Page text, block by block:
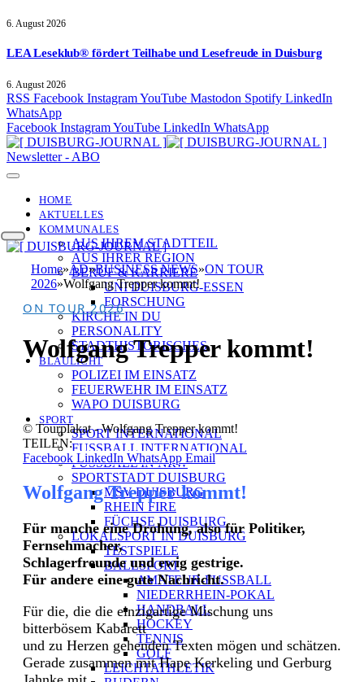
6. August 2026
LEA Leseklub® fördert Teilhabe und Lesefreude in Duisburg
6. August 2026
RSS Facebook InstagramYouTube Mastodon Spotify LinkedIn
WhatsApp
Facebook InstagramYouTube LinkedIn WhatsApp
Newsletter - ABO
HOME
AKTUELLES
KOMMUNALES
AUS IHREM STADTTEIL
AUS IHRER REGION
BERUF & KARRIERE
UNI DUISBURG-ESSEN
FORSCHUNG
KIRCHE IN DU
PERSONALITY
STADTHISTORISCHES
BLAULICHT
POLIZEI IM EINSATZ
FEUERWEHR IM EINSATZ
WAPO DUISBURG
SPORT
SPORT INTERNATIONAL
FUSSBALL INTERNATIONAL
FUSSBALL IN NRW
SPORTSTADT DUISBURG
MSV DUISBURG
RHEIN FIRE
FÜCHSE DUISBURG
LOKALSPORT IN DUISBURG
TESTSPIELE
BALLSPORT
AMATEUR-FUSSBALL
NIEDERRHEIN-POKAL
HANDBALL
HOCKEY
TENNIS
GOLF
LEICHTATHLETIK
Home»AD»BUSINESS NEWS»ON TOUR
2026»Wolfgang Trepper kommt!
ON TOUR 2026
Wolfgang Trepper kommt!
© Tourplakat - Wolfgang Trepper kommt!
TEILEN:
Facebook LinkedIn WhatsApp Email
Wolfgang Trepper kommt!
Für manche eine Drohung, also für Politiker,
Fernsehmacher,
Schlagerfreunde und ewig gestrige.
Für andere eine gute Nachricht.
Für die, die die einzigartige Mischung uns
bitterbösem Kabarett
und zu Herzen gehenden Texten mögen und schätzen.
Gerade zusammen mit Hape Kerkeling und Gerburg